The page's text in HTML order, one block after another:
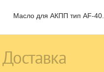
Масло для АКПП тип AF-40.
Доставка